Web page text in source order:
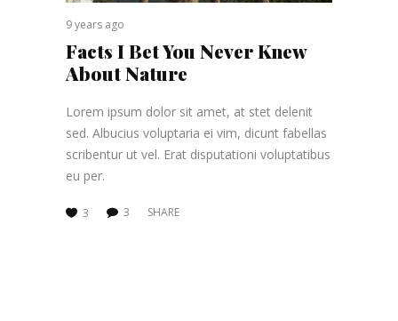
9 years ago
Facts I Bet You Never Knew
About Nature
Lorem ipsum dolor sit amet, at stet delenit
sed. Albucius voluptaria ei vim, dicunt fabellas
scribentur ut vel. Erat disputationi voluptatibus
eu per.
3 3 SHARE